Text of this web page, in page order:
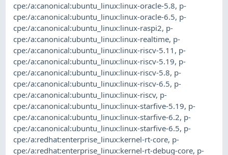
cpe:/a:canonical:ubuntu_linux:linux-oracle-5.8, p-
cpe:/a:canonical:ubuntu_linux:linux-oracle-6.5, p-
cpe:/a:canonical:ubuntu_linux:linux-raspi2, p-
cpe:/a:canonical:ubuntu_linux:linux-realtime, p-
cpe:/a:canonical:ubuntu_linux:linux-riscv-5.11 , p-
cpe:/a:canonical:ubuntu_linux:linux-riscv-5.19, p-
cpe:/a:canonical:ubuntu_linux:linux-riscv-5.8, p-
cpe:/a:canonical:ubuntu_linux:linux-riscv-6.5, p-
cpe:/a:canonical:ubuntu_linux:linux-riscv, p-
cpe:/a:canonical:ubuntu_linux:linux-starfive-5.19, p-
cpe:/a:canonical:ubuntu_linux:linux-starfive-6.2, p-
cpe:/a:canonical:ubuntu_linux:linux-starfive-6.5, p-
cpe:/a:redhat:enterprise_linux:kernel-rt-core, p-
cpe:/a:redhat:enterprise_linux:kernel-rt-debug-core, p-